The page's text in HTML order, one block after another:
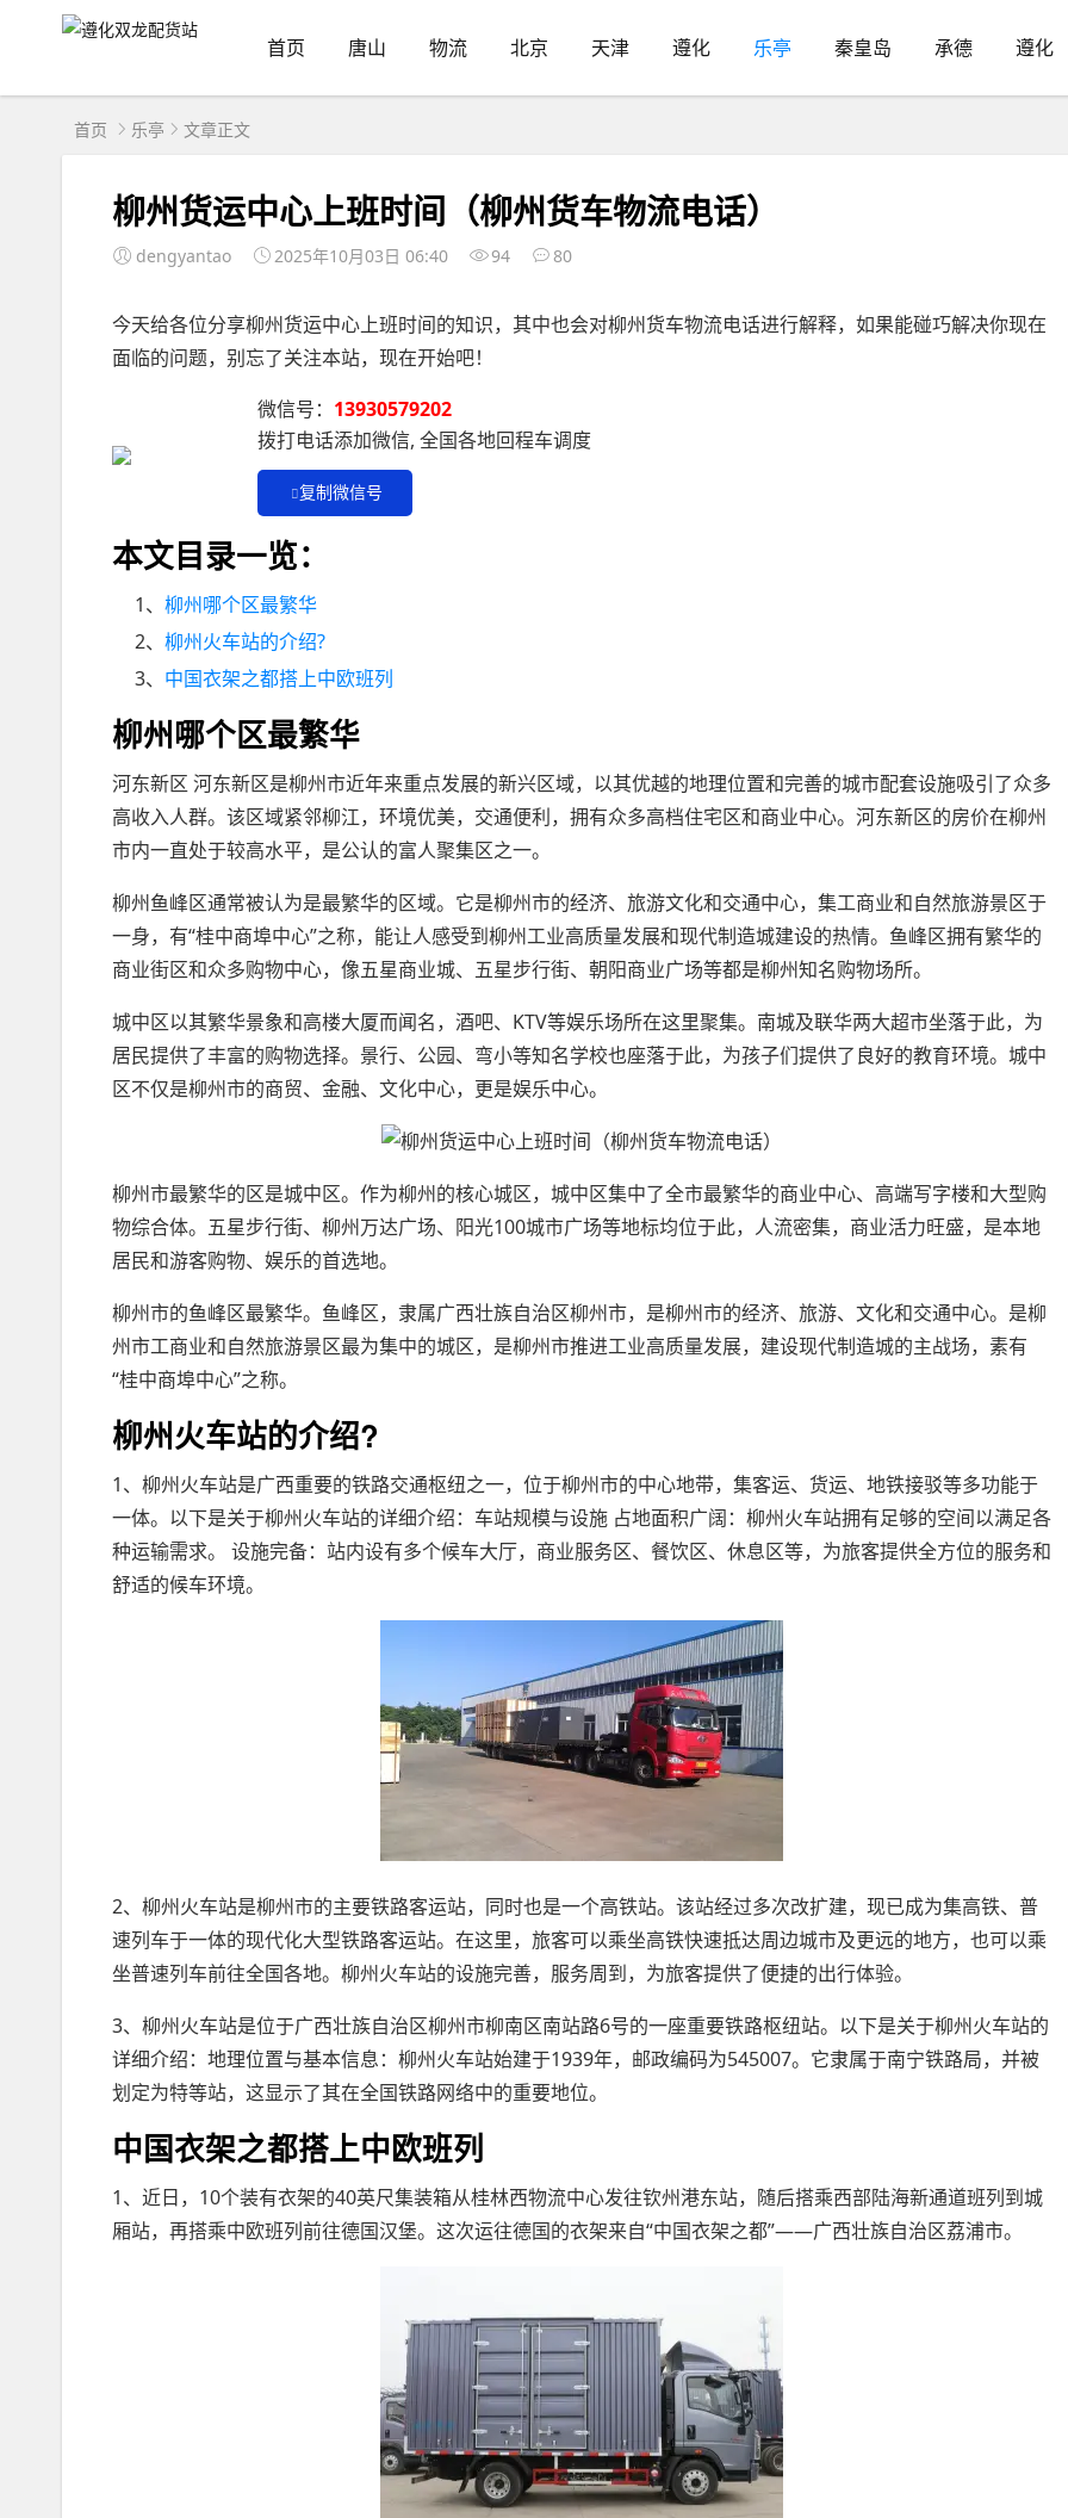
首页 唐山 物流 北京 天津 遵化 乐亭 秦皇岛 承德 遵化
首页 乐亭 文章正文
柳州货运中心上班时间（柳州货车物流电话）
dengyantao 2025年10月03日 06:40 94 80
今天给各位分享柳州货运中心上班时间的知识，其中也会对柳州货车物流电话进行解释，如果能碰巧解决你现在
面临的问题，别忘了关注本站，现在开始吧！
微信号： 13930579202
拨打电话添加微信, 全国各地回程车调度
复制微信号
本文目录一览：
1、柳州哪个区最繁华
2、柳州火车站的介绍?
3、 中国衣架之都搭上中欧班列
柳州哪个区最繁华
河东新区 河东新区是柳州市近年来重点发展的新兴区域，以其优越的地理位置和完善的城市配套设施吸引了众多
高收入人群。该区域紧邻柳江，环境优美，交通便利，拥有众多高档住宅区和商业中心。河东新区的房价在柳州
市内一直处于较高水平，是公认的富人聚集区之一。
柳州鱼峰区通常被认为是最繁华的区域。它是柳州市的经济、旅游文化和交通中心，集工商业和自然旅游景区于
一身，有“桂中商埠中心”之称，能让人感受到柳州工业高质量发展和现代制造城建设的热情。鱼峰区拥有繁华的
商业街区和众多购物中心，像五星商业城、五星步行街、朝阳商业广场等都是柳州知名购物场所。
城中区以其繁华景象和高楼大厦而闻名，酒吧、KTV等娱乐场所在这里聚集。南城及联华两大超市坐落于此，为
居民提供了丰富的购物选择。景行、公园、弯小等知名学校也座落于此，为孩子们提供了良好的教育环境。城中
区不仅是柳州市的商贸、金融、文化中心，更是娱乐中心。
柳州市最繁华的区是城中区。作为柳州的核心城区，城中区集中了全市最繁华的商业中心、高端写字楼和大型购
物综合体。五星步行街、柳州万达广场、阳光100城市广场等地标均位于此，人流密集，商业活力旺盛，是本地
居民和游客购物、娱乐的首选地。
柳州市的鱼峰区最繁华。鱼峰区，隶属广西壮族自治区柳州市，是柳州市的经济、旅游、文化和交通中心。是柳
州市工商业和自然旅游景区最为集中的城区，是柳州市推进工业高质量发展，建设现代制造城的主战场，素有
“桂中商埠中心”之称。
柳州火车站的介绍?
1、柳州火车站是广西重要的铁路交通枢纽之一，位于柳州市的中心地带，集客运、货运、地铁接驳等多功能于
一体。以下是关于柳州火车站的详细介绍：车站规模与设施 占地面积广阔：柳州火车站拥有足够的空间以满足各
种运输需求。 设施完备：站内设有多个候车大厅，商业服务区、餐饮区、休息区等，为旅客提供全方位的服务和
舒适的候车环境。
2、柳州火车站是柳州市的主要铁路客运站，同时也是一个高铁站。该站经过多次改扩建，现已成为集高铁、普
速列车于一体的现代化大型铁路客运站。在这里，旅客可以乘坐高铁快速抵达周边城市及更远的地方，也可以乘
坐普速列车前往全国各地。柳州火车站的设施完善，服务周到，为旅客提供了便捷的出行体验。
3、柳州火车站是位于广西壮族自治区柳州市柳南区南站路6号的一座重要铁路枢纽站。以下是关于柳州火车站的
详细介绍：地理位置与基本信息：柳州火车站始建于1939年，邮政编码为545007。它隶属于南宁铁路局，并被
划定为特等站，这显示了其在全国铁路网络中的重要地位。
中国衣架之都搭上中欧班列
1、近日，10个装有衣架的40英尺集装箱从桂林西物流中心发往钦州港东站，随后搭乘西部陆海新通道班列到城
厢站，再搭乘中欧班列前往德国汉堡。这次运往德国的衣架来自“中国衣架之都”——广西壮族自治区荔浦市。